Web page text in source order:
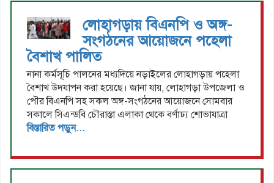
লোহাগড়ায় বিএনপি ও অঙ্গ-
সংগঠনের আয়োজনে পহেলা
বৈশাখ পালিত
নানা কর্মসূচি পালনের মধ্যদিয়ে নড়াইলের লোহাগড়ায় পহেলা
বৈশাখ উদযাপন করা হয়েছে। জানা যায়, লোহাগড়া উপজেলা ও
পৌর বিএনপি সহ সকল অঙ্গ-সংগঠনের আয়োজনে সোমবার
সকালে সিএন্ডবি চৌরাস্তা এলাকা থেকে বর্ণাঢ্য শোভাযাত্রা
বিস্তারিত পড়ুন...